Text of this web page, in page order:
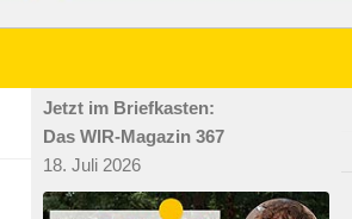
Jetzt im Briefkasten:
Das WIR-Magazin 367
18. Juli 2026